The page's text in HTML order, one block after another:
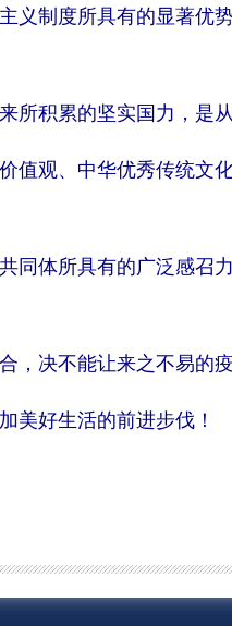
义制度所具有的显著优
所积累的坚实国力，是
值观、中华优秀传统文
同体所具有的广泛感召
，决不能让来之不易的
美好生活的前进步伐！